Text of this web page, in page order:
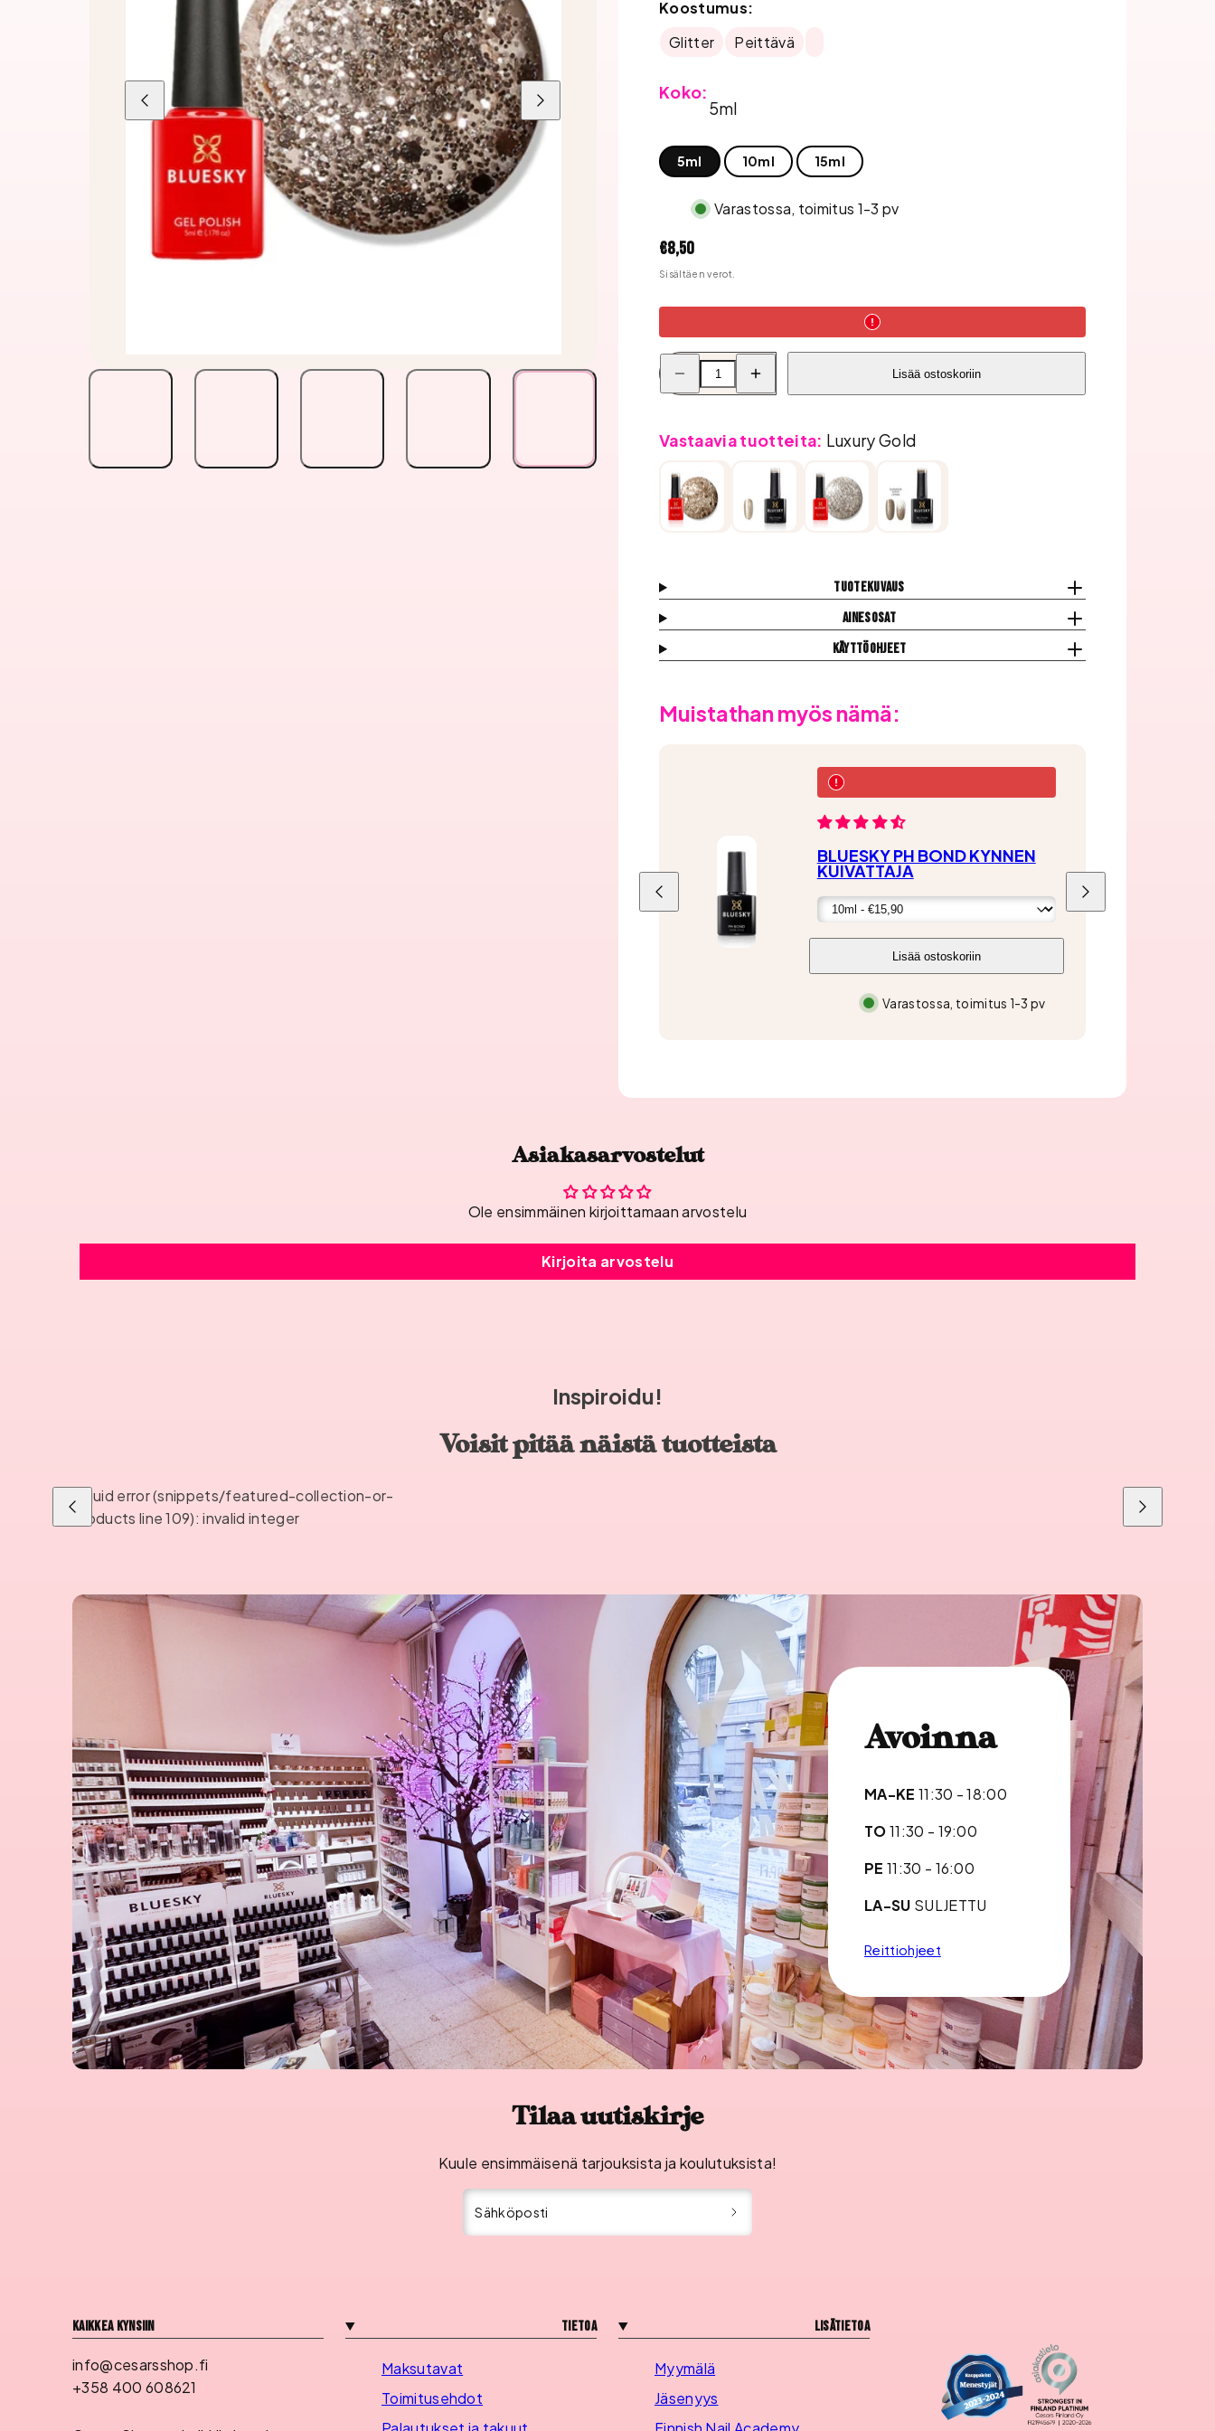
Liu'uta
vasemmalle
Liu'uta
oikealle
Koostumus:
Glitter
Peittävä
Koko:
5ml
5ml 10ml 15ml
Varastossa, toimitus 1-3 pv
Hinta
€8,50
Sisältäen verot.
Pienennä
Bluesky
Geelilakka,
Bluesky
Geelilakka,
Lisää ostoskoriin
Vastaavia tuotteita: Luxury Gold
Tuotekuvaus
Ainesosat
Käyttöohjeet
Muistathan myös nämä:
BLUESKY PH BOND KYNNEN
KUIVATTAJA
Lisää ostoskoriin
Varastossa, toimitus 1-3 pv
Liu'uta
vasemmalle
Liu'uta
oikealle
Asiakasarvostelut
Ole ensimmäinen kirjoittamaan arvostelu
Kirjoita arvostelu
Inspiroidu!
Voisit pitää näistä tuotteista
Liquid error (snippets/featured-collection-or-
products line 109): invalid integer
Liu'uta
vasemmalle
Liu'uta
oikealle
Avoinna
MA-KE 11:30 - 18:00
TO11:30 - 19:00
PE 11:30 - 16:00
LA-SU SULJETTU
Reittiohjeet
Tilaa uutiskirje
Kuule ensimmäisenä tarjouksista ja koulutuksista!
Sähköposti
Kaikkea kynsiin
info@cesarsshop.fi
+358 400 608621
Tietoa
Maksutavat
Toimitusehdot
Lisätietoa
Myymälä
Jäsenyys